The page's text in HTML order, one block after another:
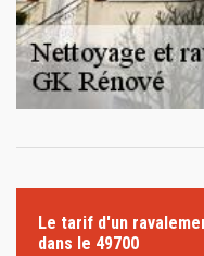
Le tarif d'un
dans le 49700